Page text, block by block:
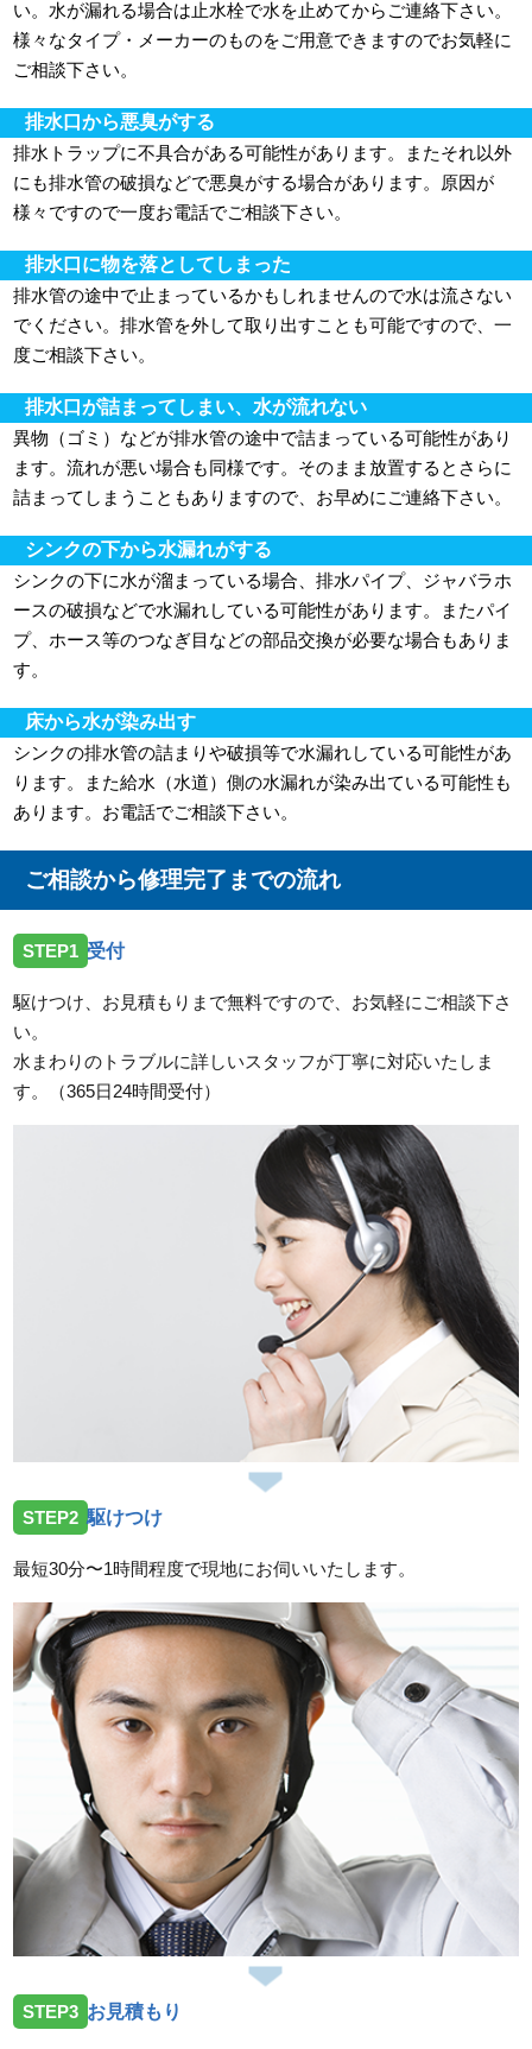
い。水が漏れる場合は止水栓で水を止めてからご連絡下さい。
様々なタイプ・メーカーのものをご用意できますのでお気軽に
ご相談下さい。
排水口から悪臭がする
排水トラップに不具合がある可能性があります。またそれ以外
にも排水管の破損などで悪臭がする場合があります。原因が
様々ですので一度お電話でご相談下さい。
排水口に物を落としてしまった
排水管の途中で止まっているかもしれませんので水は流さない
でください。排水管を外して取り出すことも可能ですので、一
度ご相談下さい。
排水口が詰まってしまい、水が流れない
異物（ゴミ）などが排水管の途中で詰まっている可能性があり
ます。流れが悪い場合も同様です。そのまま放置するとさらに
詰まってしまうこともありますので、お早めにご連絡下さい。
シンクの下から水漏れがする
シンクの下に水が溜まっている場合、排水パイプ、ジャバラホ
ースの破損などで水漏れしている可能性があります。またパイ
プ、ホース等のつなぎ目などの部品交換が必要な場合もありま
す。
床から水が染み出す
シンクの排水管の詰まりや破損等で水漏れしている可能性があ
ります。また給水（水道）側の水漏れが染み出ている可能性も
あります。お電話でご相談下さい。
ご相談から修理完了までの流れ
STEP1 受付
駆けつけ、お見積もりまで無料ですので、お気軽にご相談下さ
い。
水まわりのトラブルに詳しいスタッフが丁寧に対応いたしま
す。（365日24時間受付）
STEP2 駆けつけ
最短30分〜1時間程度で現地にお伺いいたします。
STEP3 お見積もり